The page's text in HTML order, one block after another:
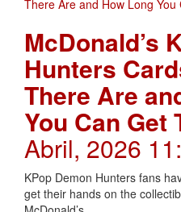
McDonald’s
Hunters
There Are
You Can Get
Abril, 2026
KPop Demon Hunters fans
get their hands on the